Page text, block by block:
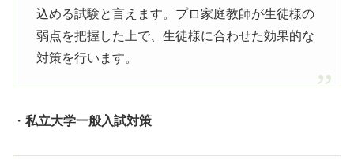
込める試験と言えます。プロ家庭教師が生徒様の
弱点を把握した上で、生徒様に合わせた効果的な
対策を行います。
・ 私立大学一般入試対策